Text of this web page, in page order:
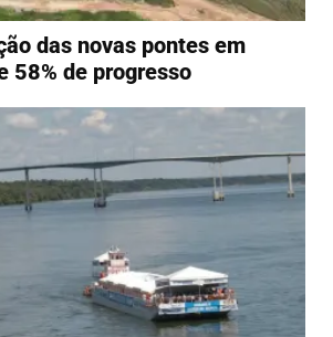
das novas pontes em
58% de progresso